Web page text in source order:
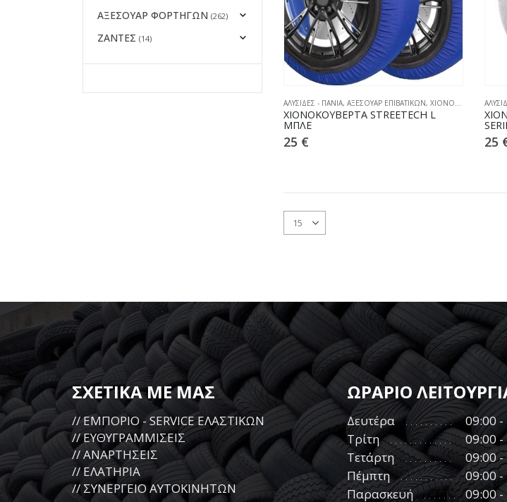
ΑΛΥΣΙΔΕΣ - ΠΑΝΙΑ, ΑΞΕΣΟΥΑΡ ΕΠΙΒΑΤΙΚΩΝ, ΧΙΟΝΟΚΟΥΒΕΡΤΕΣ
ΧΙΟΝΟΚΟΥΒΕΡΤΑ STREETECH L
ΜΠΛΕ
25 € 25
ΑΞΕΣΟΥΑΡ ΦΟΡΤΗΓΩΝ (262)
ΖΑΝΤΕΣ (14)
ΣΧΕΤΙΚΑ ΜΕ ΜΑΣ
// ΕΜΠΟΡΙΟ - SERVICE ΕΛΑΣΤΙΚΩΝ
// ΕΥΘΥΓΡΑΜΜΙΣΕΙΣ
// ΑΝΑΡΤΗΣΕΙΣ
// ΕΛΑΤΗΡΙΑ
// ΣΥΝΕΡΓΕΙΟ ΑΥΤΟΚΙΝΗΤΩΝ
ΩΡΑΡΙΟ
Δευτέρα
09:00 -
Τρίτη
09:00 -
Τετάρτη
09:00 -
Πέμπτη
09:00 -
Παρασκευή
09:00 -